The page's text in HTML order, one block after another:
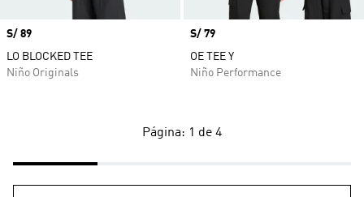
Precio
S/ 89
LO BLOCKED TEE
Niño Originals
Precio
S/ 79
OE TEE Y
Niño Performance
Página: 1 de 4